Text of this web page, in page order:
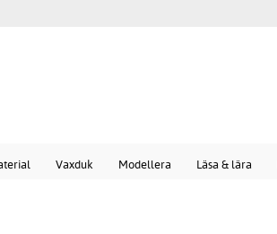
Vaxduk Modellera Läsa & lära